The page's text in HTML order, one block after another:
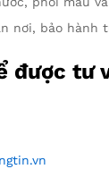
nơi, bảo hành
được tư